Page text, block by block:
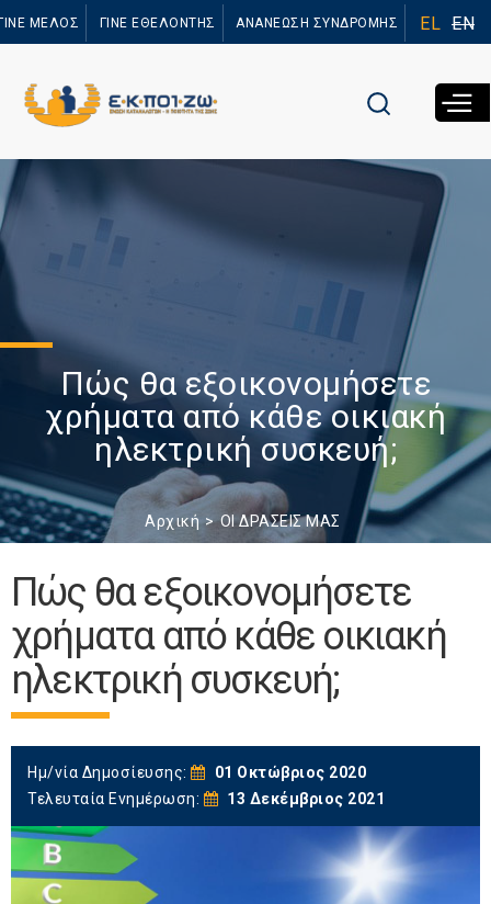
προς το
ΜΕΛΟΣ ΓΙΝΕ ΕΘΕΛΟΝΤΗΣ ΑΝΑΝΕΩΣΗ ΣΥΝΔΡΟΜΗΣ EL EN
Πώς θα εξοικονομήσετε
χρήματα από κάθε οικιακή
ηλεκτρική συσκευή;
Αρχική ΟΙ ΔΡΑΣΕΙΣ ΜΑΣ
Πώς θα εξοικονομήσετε
χρήματα από κάθε οικιακή
ηλεκτρική συσκευή;
Ημ/νία Δημοσίευσης:
01 Οκτώβριος 2020
Τελευταία Ενημέρωση:
13 Δεκέμβριος 2021